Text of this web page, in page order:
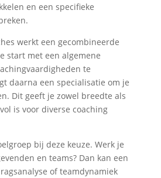
en een specifieke
werkt een gecombineerde
start met een algemene
te
daarna een specialisatie om je
Dit geeft je zowel breedte als
is voor diverse coaching
bij deze keuze. Werk je
en teams? Dan kan een
of teamdynamiek